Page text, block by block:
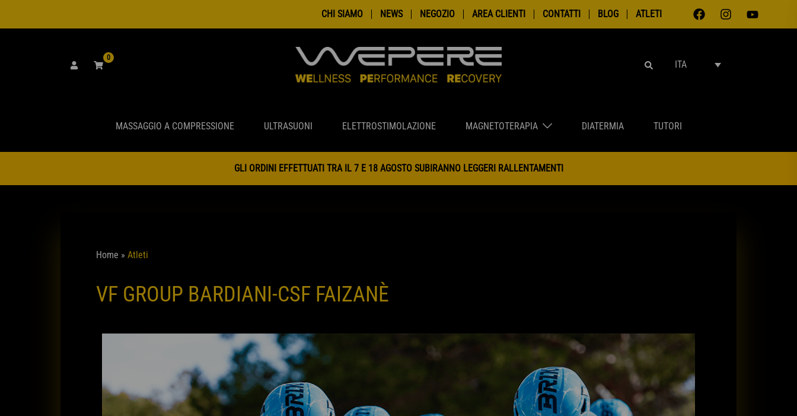
CHI SIAMO NEWS NEGOZIO AREA CLIENTI CONTATTI BLOG ATLETI
0 RICERCAITA
MASSAGGIO A COMPRESSIONE ULTRASUONI ELETTROSTIMOLAZIONE MAGNETOTERAPIA DIATERMIA TUTORI
GLI ORDINI EFFETTUATI TRA IL 7 E 18 AGOSTO SUBIRANNO LEGGERI RALLENTAMENTI
Home » Atleti
VF GROUP BARDIANI-CSF FAIZANÈ